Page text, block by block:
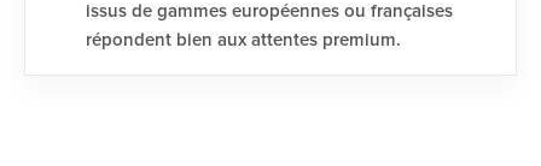
issus de gammes européennes ou françaises
répondent bien aux attentes premium.